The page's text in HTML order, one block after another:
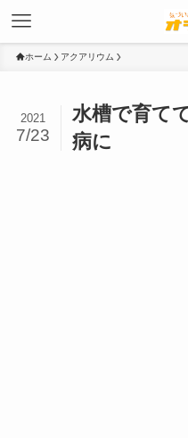
ホーム アクアリウム
水槽で育て
病に
2021
7/23